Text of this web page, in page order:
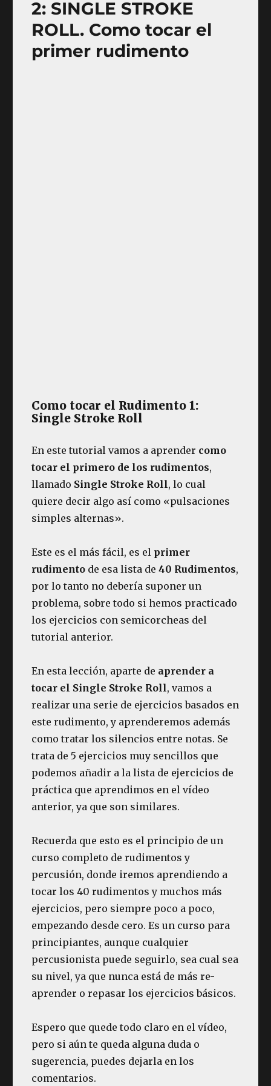
2: SINGLE STROKE
ROLL. Como tocar el
primer rudimento
Como tocar el Rudimento 1:
Single Stroke Roll
En este tutorial vamos a aprender como
tocar el primero de los rudimentos,
llamado Single Stroke Roll, lo cual
quiere decir algo así como «pulsaciones
simples alternas».
Este es el más fácil, es el primer
rudimento de esa lista de40 Rudimentos,
por lo tanto no debería suponer un
problema, sobre todo si hemos practicado
los ejercicios con semicorcheas del
tutorial anterior.
En esta lección, aparte de aprender a
tocar el Single Stroke Roll, vamos a
realizar una serie de ejercicios basados en
este rudimento, y aprenderemos además
como tratar los silencios entre notas. Se
trata de 5 ejercicios muy sencillos que
podemos añadir a la lista de ejercicios de
práctica que aprendimos en el vídeo
anterior, ya que son similares.
Recuerda que esto es el principio de un
curso completo de rudimentos y
percusión, donde iremos aprendiendo a
tocar los 40 rudimentos y muchos más
ejercicios, pero siempre poco a poco,
empezando desde cero. Es un curso para
principiantes, aunque cualquier
percusionista puede seguirlo, sea cual sea
su nivel, ya que nunca está de más re-
aprender o repasar los ejercicios básicos.
Espero que quede todo claro en el vídeo,
pero si aún te queda alguna duda o
sugerencia, puedes dejarla en los
comentarios.